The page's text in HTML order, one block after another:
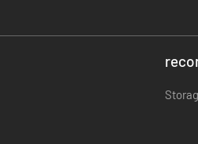
governá-la e satisfazer suas
com visões diferentes para o